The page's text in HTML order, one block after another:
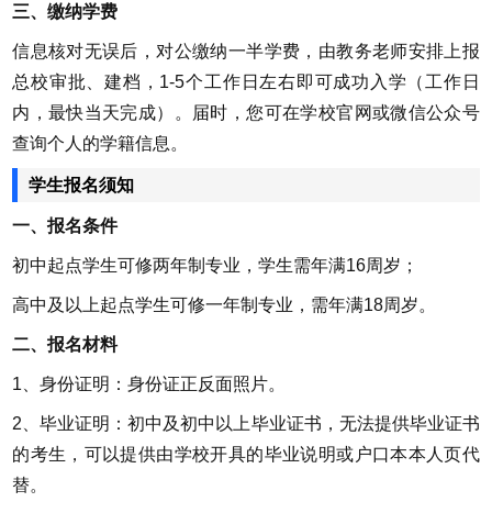
三、缴纳学费
信息核对无误后，对公缴纳一半学费，由教务老师安排上报
总校审批、建档，1-5个工作日左右即可成功入学（工作日
内，最快当天完成）。届时，您可在学校官网或微信公众号
查询个人的学籍信息。
学生报名须知
一、报名条件
初中起点学生可修两年制专业，学生需年满16周岁；
高中及以上起点学生可修一年制专业，需年满18周岁。
二、报名材料
1、身份证明：身份证正反面照片。
2、毕业证明：初中及初中以上毕业证书，无法提供毕业证书
的考生，可以提供由学校开具的毕业说明或户口本本人页代
替。